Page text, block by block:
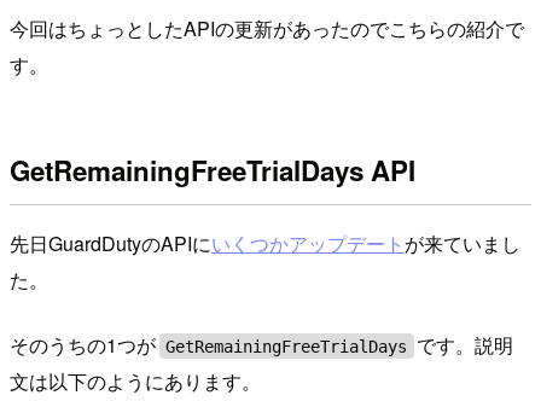
今回はちょっとしたAPIの更新があったのでこちらの紹介で
す。
GetRemainingFreeTrialDays API
先日GuardDutyのAPIにいくつかアップデート が来ていまし
た。
そのうちの1つが GetRemainingFreeTrialDays
です。説明
文は以下のようにあります。